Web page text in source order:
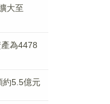
大至
為4478
約5.5億元